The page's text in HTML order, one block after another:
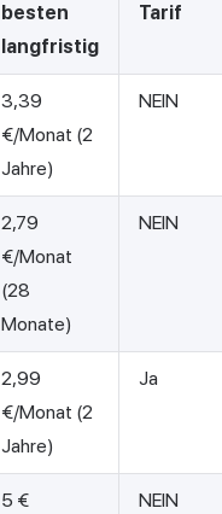
besten
langfristig
Tarif
3,39
€/Monat (2
Jahre)
NEIN
2,79
€/Monat
(28
Monate)
NEIN
2,99
€/Monat (2
Jahre)
Ja
5 €
NEIN